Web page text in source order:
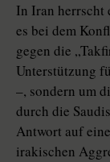
In Iran herrscht
es bei dem
gegen die
Unterstützung
–, sondern um
durch die
Antwort auf
irakischen